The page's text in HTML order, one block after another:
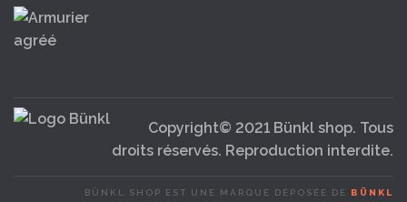
Copyright© 2021 Bünkl shop. Tous
droits réservés. Reproduction interdite.
BÜNKL SHOP EST UNE MARQUE DÉPOSÉE DE BÜNKL